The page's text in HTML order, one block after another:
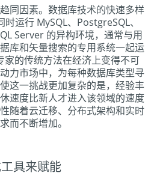
同因素。数据库技术的快速多样
运行 MySQL、PostgreSQL、
Server 的异构环境，通常与用
库和矢量搜索的专用系统一起运
家的传统方法在经济上变得不可
力市场中，为每种数据库类型寻
这一挑战更加复杂的是，经验丰
速度比新人才进入该领域的速度
随着云迁移、分布式架构和实时
而不断增加。
具来赋能